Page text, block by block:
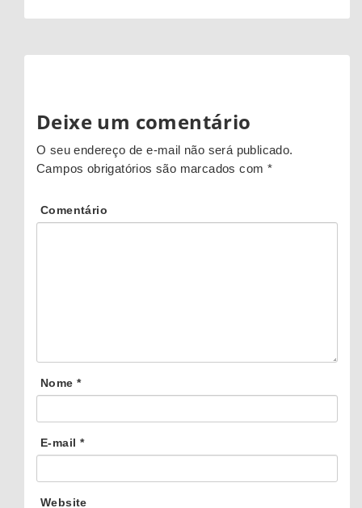
Deixe um comentário
O seu endereço de e-mail não será publicado.
Campos obrigatórios são marcados com *
Comentário
Nome *
E-mail *
Website